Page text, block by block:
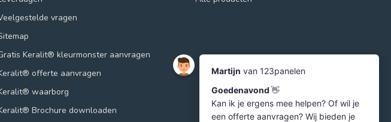
vragen
Keralit® kleurmonster aanvragen
offerte aanvragen
waarborg
Brochure downloaden